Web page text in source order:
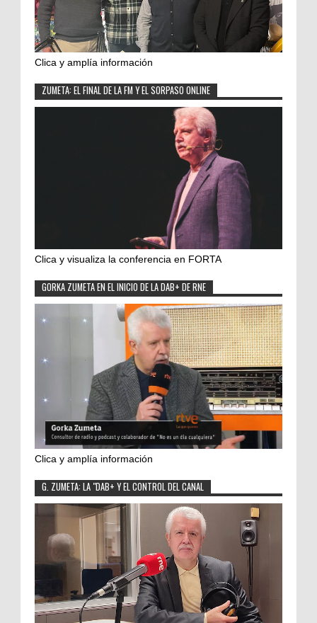
Clica y amplía información
ZUMETA: EL FINAL DE LA FM Y EL SORPASO ONLINE
Clica y visualiza la conferencia en FORTA
GORKA ZUMETA EN EL INICIO DE LA DAB+ DE RNE
Clica y amplía información
G. ZUMETA: LA "DAB+ Y EL CONTROL DEL CANAL